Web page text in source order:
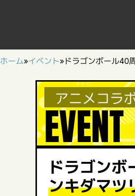
ホーム»イベント»ドラゴンボール40
アニメコラ
EVENT
ドラゴン
ンキダマツ